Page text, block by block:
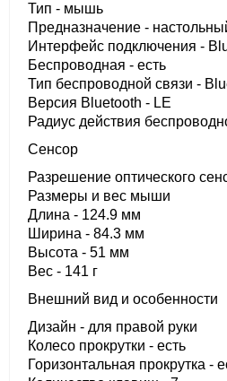
Тип - мышь
Предназначение -
Интерфейс подключения -
Беспроводная - есть
Тип беспроводной связи -
Версия Bluetooth - LE
Радиус действия
Сенсор
Разрешение оптического
Размеры и вес мыши
Длина - 124.9 мм
Ширина - 84.3 мм
Высота - 51 мм
Вес - 141 г
Внешний вид и особенности
Дизайн - для правой руки
Колесо прокрутки - есть
Горизонтальная прокрутка -